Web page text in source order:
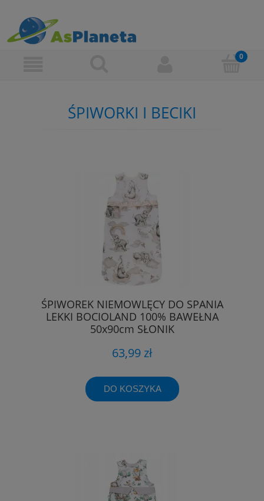
ŚPIWORKI I BECIKI
ŚPIWOREK NIEMOWLĘCY DO SPANIA
LEKKI BOCIOLAND 100% BAWEŁNA
50x90cm SŁONIK
63,99 zł
DO KOSZYKA